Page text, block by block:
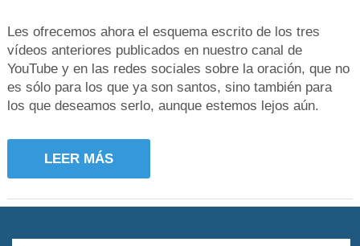
Les ofrecemos ahora el esquema escrito de los tres
vídeos anteriores publicados en nuestro canal de
YouTube y en las redes sociales sobre la oración, que no
es sólo para los que ya son santos, sino también para
los que deseamos serlo, aunque estemos lejos aún.
LEER MÁS